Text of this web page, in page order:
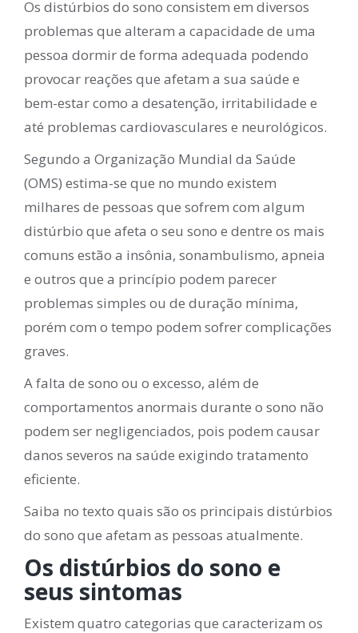
Os distúrbios do sono consistem em diversos
problemas que alteram a capacidade de uma
pessoa dormir de forma adequada podendo
provocar reações que afetam a sua saúde e
bem-estar como a desatenção, irritabilidade e
até problemas cardiovasculares e neurológicos.
Segundo a Organização Mundial da Saúde
(OMS) estima-se que no mundo existem
milhares de pessoas que sofrem com algum
distúrbio que afeta o seu sono e dentre os mais
comuns estão a insônia, sonambulismo, apneia
e outros que a princípio podem parecer
problemas simples ou de duração mínima,
porém com o tempo podem sofrer complicações
graves.
A falta de sono ou o excesso, além de
comportamentos anormais durante o sono não
podem ser negligenciados, pois podem causar
danos severos na saúde exigindo tratamento
eficiente.
Saiba no texto quais são os principais distúrbios
do sono que afetam as pessoas atualmente.
Os distúrbios do sono e
seus sintomas
Existem quatro categorias que caracterizam os